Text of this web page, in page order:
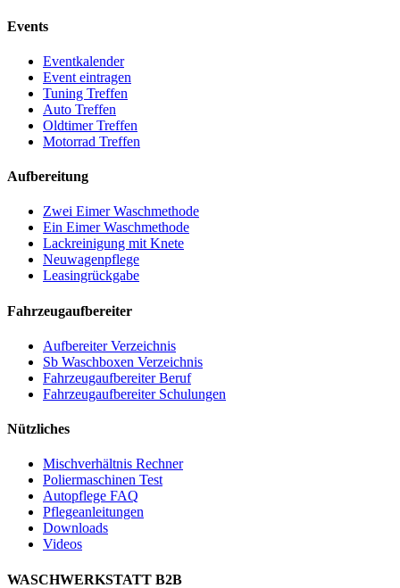
Events
Eventkalender
Event eintragen
Tuning Treffen
Auto Treffen
Oldtimer Treffen
Motorrad Treffen
Aufbereitung
Zwei Eimer Waschmethode
Ein Eimer Waschmethode
Lackreinigung mit Knete
Neuwagenpflege
Leasingrückgabe
Fahrzeugaufbereiter
Aufbereiter Verzeichnis
Sb Waschboxen Verzeichnis
Fahrzeugaufbereiter Beruf
Fahrzeugaufbereiter Schulungen
Nützliches
Mischverhältnis Rechner
Poliermaschinen Test
Autopflege FAQ
Pflegeanleitungen
Downloads
Videos
WASCHWERKSTATT B2B